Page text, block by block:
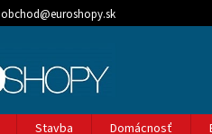
obchod@euroshopy.sk
Stavba Domácnosť